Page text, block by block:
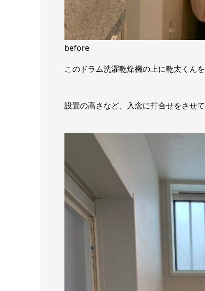
before
このドラム洗濯乾燥機の上に乾太くん
設置の高さなど、入念に打合せをさせて